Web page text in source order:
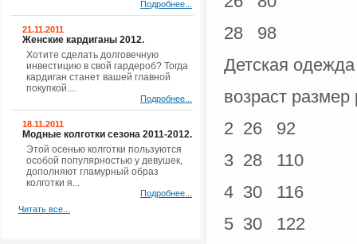
28 98
Детская одежда
возраст размер
2 26 92
3 28 110
4 30 116
5 30 122
Подробнее...
21.11.2011
Женские кардиганы 2012.
Хотите сделать долговечную
инвестицию в свой гардероб? Тогда
кардиган станет вашей главной
покупкой....
Подробнее...
18.11.2011
Модные колготки сезона 2011-2012.
Этой осенью колготки пользуются
особой популярностью у девушек,
дополняют гламурный образ
колготки я...
Подробнее...
Читать все...